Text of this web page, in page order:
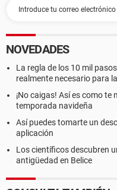
NOVEDADES
La regla de los 10 mil
realmente necesario para
¡No caigas! Así es como
temporada navideña
Así puedes tomarte un
aplicación
Los científicos descubren
antigüedad en Belice